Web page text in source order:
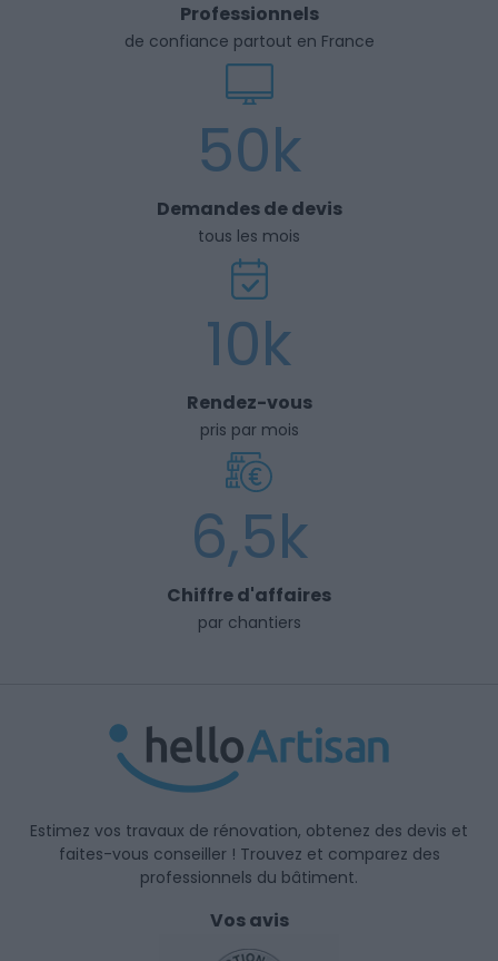
Professionnels
de confiance partout en France
50k
Demandes de devis
tous les mois
10k
Rendez-vous
pris par mois
6,5k
Chiffre d'affaires
par chantiers
Estimez vos travaux de rénovation, obtenez des devis et
faites-vous conseiller ! Trouvez et comparez des
professionnels du bâtiment.
Vos avis